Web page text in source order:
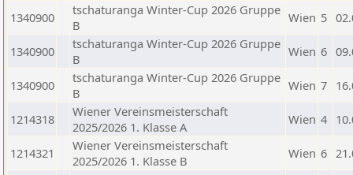
1340900
tschaturanga Winter-Cup 2026 Gruppe
B
Wien 5
1340900
tschaturanga Winter-Cup 2026 Gruppe
B
Wien 6
1340900
tschaturanga Winter-Cup 2026 Gruppe
B
Wien 7
1214318
Wiener Vereinsmeisterschaft
2025/2026 1. Klasse A
Wien 4
1214321
Wiener Vereinsmeisterschaft
2025/2026 1. Klasse B
Wien 6